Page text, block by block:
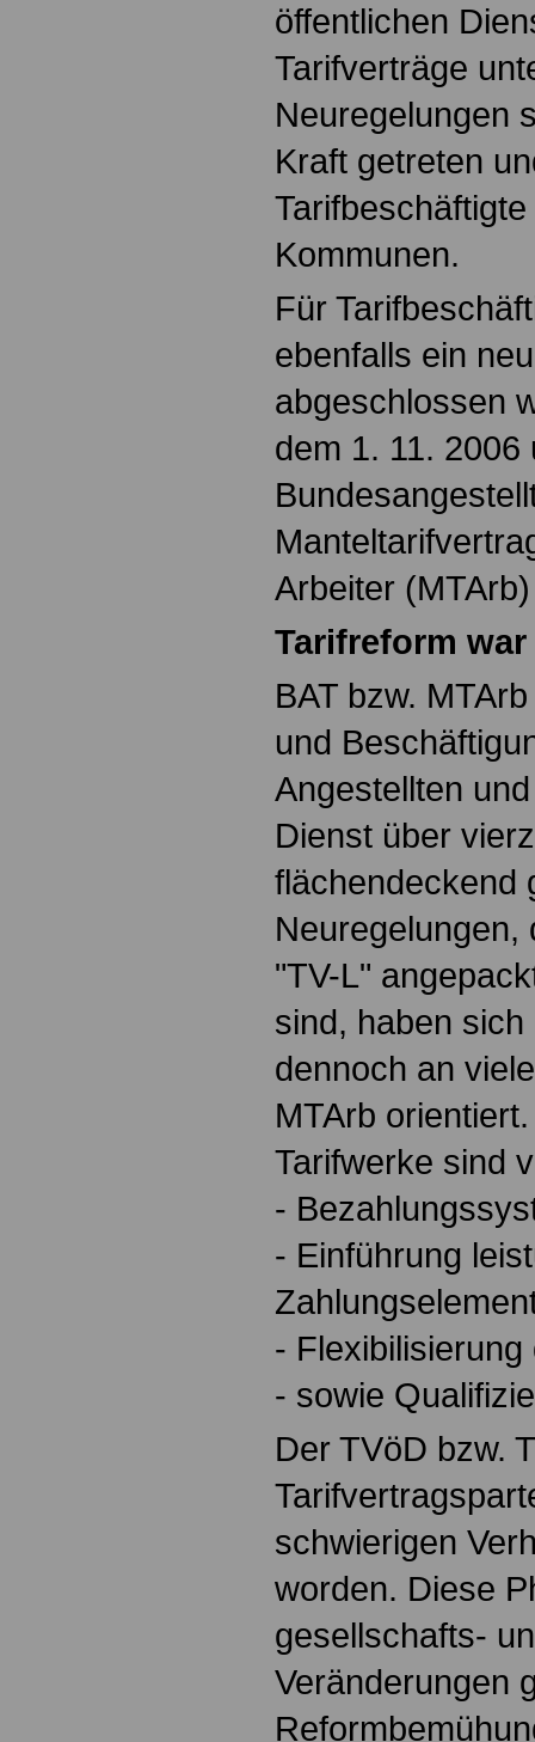
öffentlichen
Tarifverträge
Neuregelungen
Kraft getreten
Kommunen.
Für
ebenfalls ein
abgeschlossen
dem 1. 11.
Arbeiter
Tarifreform
BAT bzw.
und
Angestellten
Dienst über
flächendeckend
Neuregelungen,
"TV-L"
sind, haben
dennoch an
MTArb
Tarifwerke sind
-
- Einführung
-
- sowie
Der TVöD bzw.
schwierigen
worden. Diese
gesellschafts-
Veränderungen